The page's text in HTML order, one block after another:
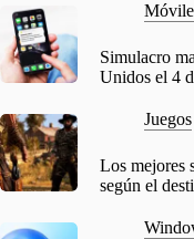
Simulacro
Unidos el 4
Juegos
Los mejores
según el